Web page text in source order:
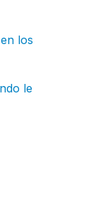
los
le